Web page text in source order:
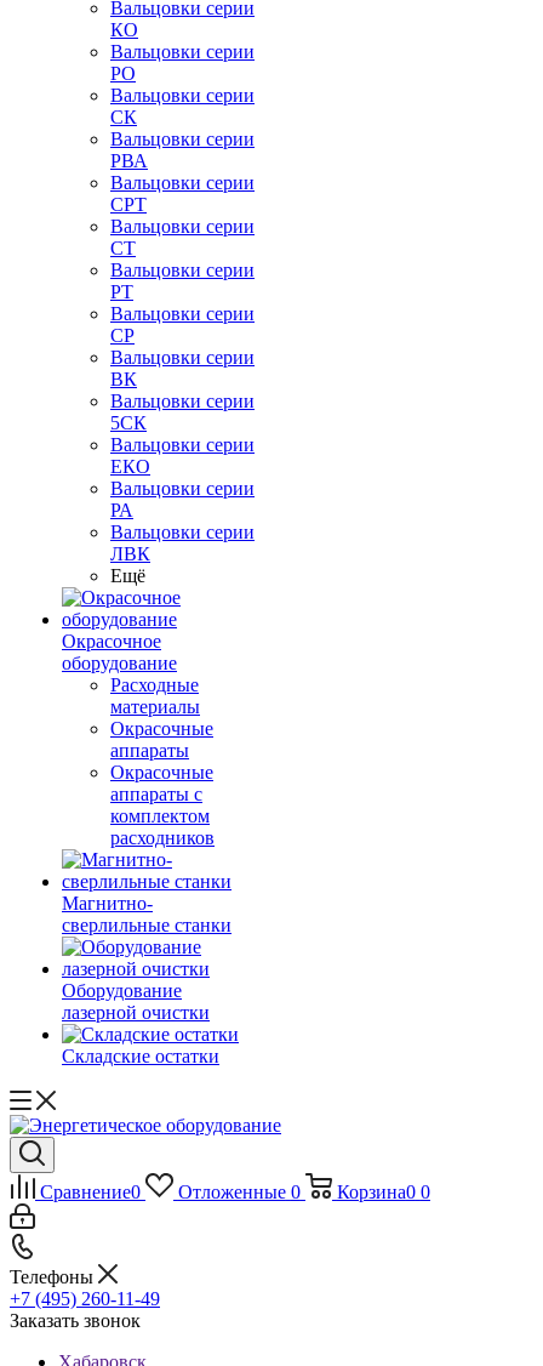
Вальцовки серии
КО
Вальцовки серии
РО
Вальцовки серии
СК
Вальцовки серии
РВА
Вальцовки серии
СРТ
Вальцовки серии
СТ
Вальцовки серии
РТ
Вальцовки серии
СР
Вальцовки серии
ВК
Вальцовки серии
5СК
Вальцовки серии
ЕКО
Вальцовки серии
РА
Вальцовки серии
ЛВК
Ещё
Окрасочное
оборудование
Расходные
материалы
Окрасочные
аппараты
Окрасочные
аппараты с
комплектом
расходников
Магнитно-
сверлильные станки
Оборудование
лазерной очистки
Складские остатки
Сравнение0 Отложенные 0 Корзина0 0
Телефоны
+7 (495) 260-11-49
Заказать звонок
Хабаровск